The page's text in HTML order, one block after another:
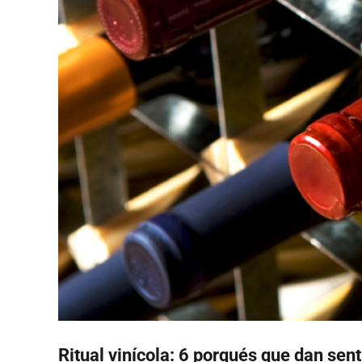
Ritual vinícola: 6 porqués que dan